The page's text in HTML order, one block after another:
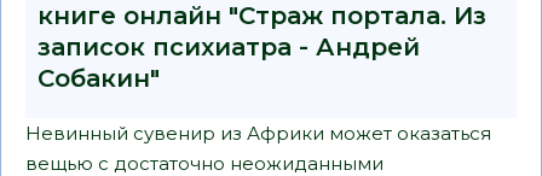
книге онлайн "Страж портала. Из
записок психиатра - Андрей
Собакин"
Невинный сувенир из Африки может оказаться
вещью с достаточно неожиданными